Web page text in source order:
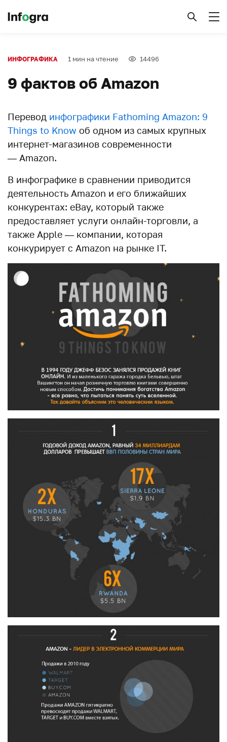
ИНФОГРАФИКА 1 мин на чтение 14496
9 фактов об Amazon
Перевод инфографики Fathoming Amazon: 9
Things to Know об одном из самых крупных
интернет-магазинов современности
— Amazon.
В инфографике в сравнении приводится
деятельность Amazon и его ближайших
конкурентах: eBay, который также
предоставляет услуги онлайн-торговли, а
также Apple — компании, которая
конкурирует с Amazon на рынке IT.